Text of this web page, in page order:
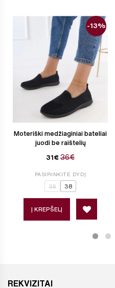
Moteriški medžiaginiai bateliai
juodi be raištelių
31€ 36€
-13%
PASIRINKITE DYDĮ
36 38
Į KREPŠELĮ
REKVIZITAI